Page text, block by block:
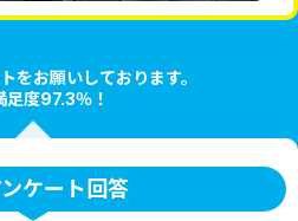
をお願いしております。
足度97.3％！
ケート回答